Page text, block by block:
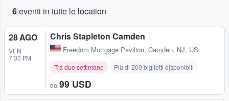
6eventi in tutte le location
28 AGO
VEN
7:30 PM
Chris Stapleton Camden
Freedom Mortgage Pavilion, Camden, NJ, US
Tra due settimane Più di 200 biglietti disponibili
da 99 USD